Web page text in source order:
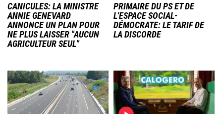
CANICULES: LA MINISTRE
ANNIE GENEVARD
ANNONCE UN PLAN POUR
NE PLUS LAISSER "AUCUN
AGRICULTEUR SEUL"
PRIMAIRE DU PS ET DE
L'ESPACE SOCIAL-
DÉMOCRATE: LE TARIF DE
LA DISCORDE
Image Image